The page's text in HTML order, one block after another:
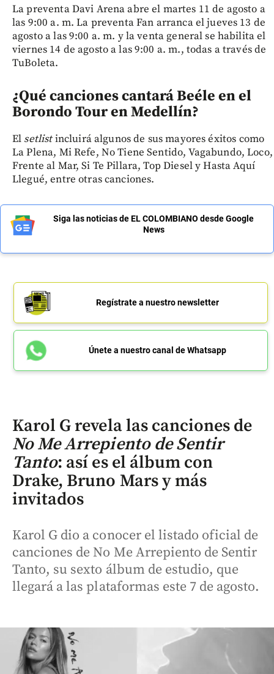
La preventa Davi Arena abre el martes 11 de agosto a
las 9:00 a. m. La preventa Fan arranca el jueves 13 de
agosto a las 9:00 a. m. y la venta general se habilita el
viernes 14 de agosto a las 9:00 a. m., todas a través de
TuBoleta.
¿Qué canciones cantará Beéle en el
Borondo Tour en Medellín?
El setlistincluirá algunos de sus mayores éxitos como
La Plena, Mi Refe, No Tiene Sentido, Vagabundo, Loco,
Frente al Mar, Si Te Pillara, Top Diesel y Hasta Aquí
Llegué, entre otras canciones.
Siga las noticias de EL COLOMBIANO desde Google
News
Regístrate a nuestro newsletter
Únete a nuestro canal de Whatsapp
Karol G revela las canciones de
No Me Arrepiento de Sentir
Tanto: así es el álbum con
Drake, Bruno Mars y más
invitados
Karol G dio a conocer el listado oficial de
canciones de No Me Arrepiento de Sentir
Tanto, su sexto álbum de estudio, que
llegará a las plataformas este 7 de agosto.